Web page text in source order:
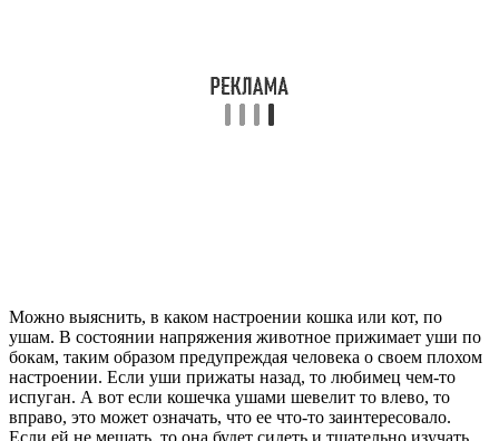
Можно выяснить, в каком настроении кошка или кот, по
ушам. В состоянии напряжения животное прижимает уши по
бокам, таким образом предупреждая человека о своем плохом
настроении. Если уши прижаты назад, то любимец чем-то
испуган. А вот если кошечка ушами шевелит то влево, то
вправо, это может означать, что ее что-то заинтересовало.